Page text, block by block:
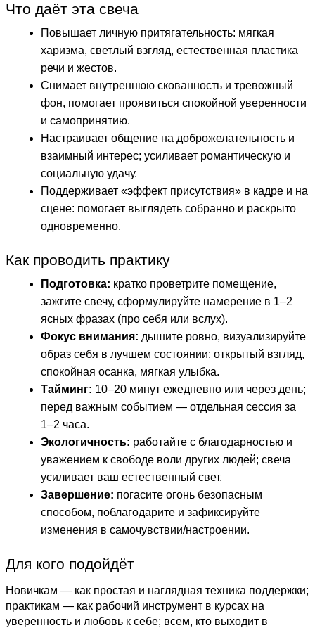
Что даёт эта свеча
Повышает личную притягательность: мягкая
харизма, светлый взгляд, естественная пластика
речи и жестов.
Снимает внутреннюю скованность и тревожный
фон, помогает проявиться спокойной уверенности
и самопринятию.
Настраивает общение на доброжелательность и
взаимный интерес; усиливает романтическую и
социальную удачу.
Поддерживает «эффект присутствия» в кадре и на
сцене: помогает выглядеть собранно и раскрыто
одновременно.
Как проводить практику
Подготовка: кратко проветрите помещение,
зажгите свечу, сформулируйте намерение в 1–2
ясных фразах (про себя или вслух).
Фокус внимания: дышите ровно, визуализируйте
образ себя в лучшем состоянии: открытый взгляд,
спокойная осанка, мягкая улыбка.
Тайминг: 10–20 минут ежедневно или через день;
перед важным событием — отдельная сессия за
1–2 часа.
Экологичность: работайте с благодарностью и
уважением к свободе воли других людей; свеча
усиливает ваш естественный свет.
Завершение: погасите огонь безопасным
способом, поблагодарите и зафиксируйте
изменения в самочувствии/настроении.
Для кого подойдёт
Новичкам — как простая и наглядная техника поддержки;
практикам — как рабочий инструмент в курсах на
уверенность и любовь к себе; всем, кто выходит в